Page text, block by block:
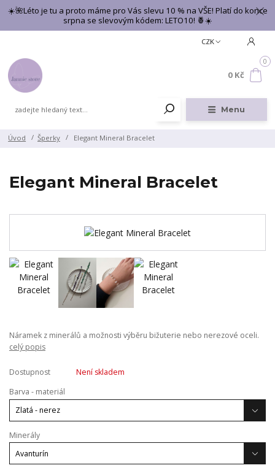
☀️🌺Léto je tu a proto máme pro Vás slevu 10 % na VŠE! Platí do konce
srpna se slevovým kódem: LETO10! 🍍☀️
Menu
CZK
0
0 Kč
Úvod Šperky Elegant Mineral Bracelet
Elegant Mineral Bracelet
Náramek z minerálů a možnosti výběru bižuterie nebo nerezové oceli.
celý popis
Dostupnost
Není skladem
Barva - materiál
Minerály